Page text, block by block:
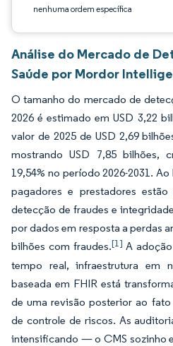
nenhuma ordem específica
Análise do Mercado de
Saúde por Mordor
O tamanho do mercado de
2026 é estimado em USD 3,22
valor de 2025 de USD 2,69
mostrando USD 7,85 bilhões,
19,54% no período 2026-2031.
pagadores e prestadores
detecção de fraudes e
por dados em resposta a perdas
bilhões com fraudes.[1] A
tempo real, infraestrutura em
baseada em FHIR está
de uma revisão posterior ao
de controle de riscos. As
intensificando — o CMS sozinho